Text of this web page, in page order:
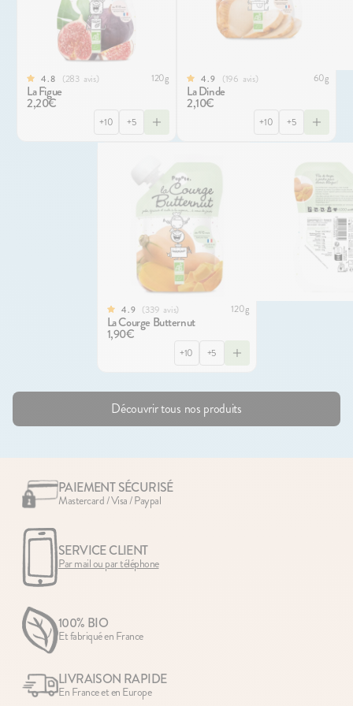
4.8 283 avis 120g
La Figue
2,20€
+10 +5
4.9 196 avis 60g
La Dinde
2,10€
+10 +5
4.9 339 avis 120g
La Courge Butternut
1,90€
+10 +5
Découvrir tous nos produits
PAIEMENT SÉCURISÉ
Mastercard / Visa / Paypal
SERVICE CLIENT
Par mail ou par téléphone
100% BIO
Et fabriqué en France
LIVRAISON RAPIDE
En France et en Europe